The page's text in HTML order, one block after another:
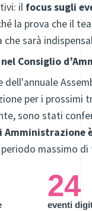
il focus sugli
la prova che il
che sarà
Consiglio
dell'annuale
per i prossimi
sono stati
Amministrazione
massimo
24
eventi